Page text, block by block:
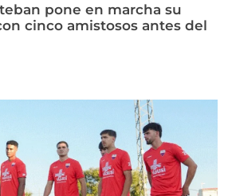
pone en marcha su
cinco amistosos antes del